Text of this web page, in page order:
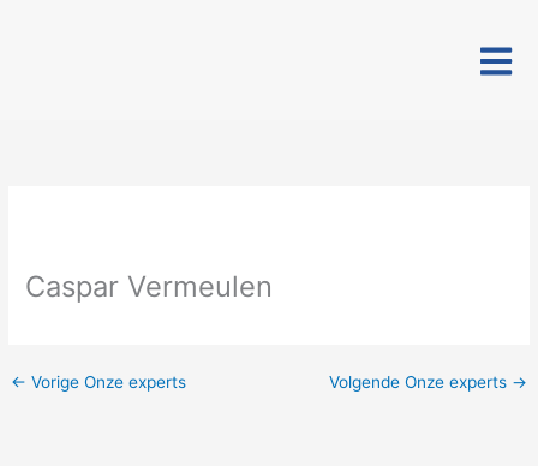
Caspar Vermeulen
← Vorige Onze experts Volgende Onze experts →